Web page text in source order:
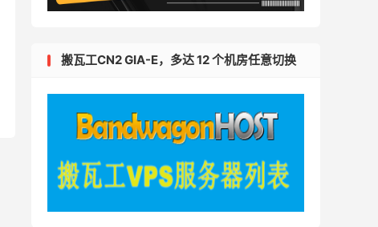
搬瓦工CN2 GIA-E，多达 12 个机房任意切换